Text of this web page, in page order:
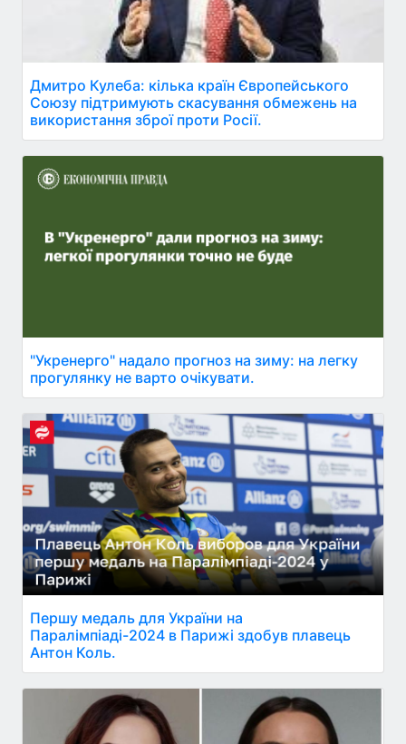
Дмитро Кулеба: кілька країн Європейського
Союзу підтримують скасування обмежень на
використання зброї проти Росії.
"Укренерго" надало прогноз на зиму: на легку
прогулянку не варто очікувати.
Першу медаль для України на
Паралімпіаді-2024 в Парижі здобув плавець
Антон Коль.